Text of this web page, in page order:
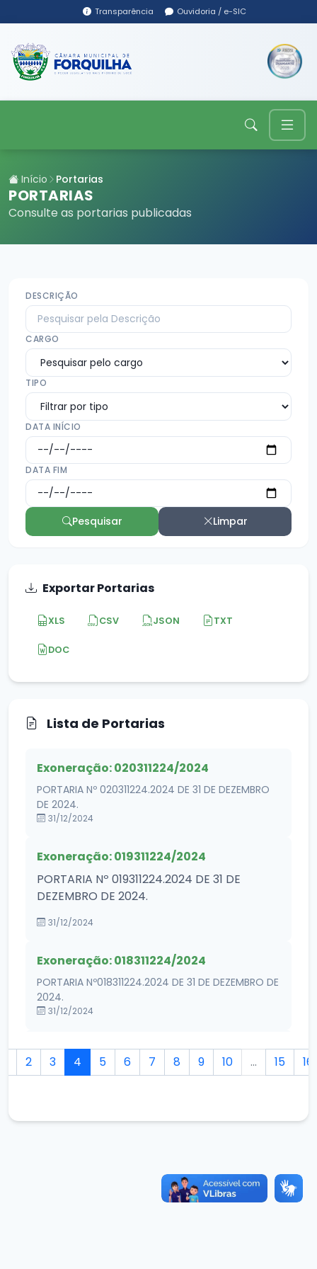
Transparência Ouvidoria / e-SIC
Início Portarias
PORTARIAS
Consulte as portarias publicadas
DESCRIÇÃO
CARGO
TIPO
DATA INÍCIO
DATA FIM
Pesquisar Limpar
Exportar Portarias
XLS CSV JSON TXT
DOC
Lista de Portarias
Exoneração: 020311224/2024
PORTARIA Nº 020311224.2024 DE 31 DE DEZEMBRO
DE 2024.
31/12/2024
Exoneração: 019311224/2024
PORTARIA Nº 019311224.2024 DE 31 DE
DEZEMBRO DE 2024.
31/12/2024
Exoneração: 018311224/2024
PORTARIA Nº018311224.2024 DE 31 DE DEZEMBRO DE
2024.
31/12/2024
Exoneração: 017311224/2024
PORTARIA Nº 017311224.2024 DE 31 DE DEZEMBRO
2 3 4 5 6 7 8 9 10 ... 15 16